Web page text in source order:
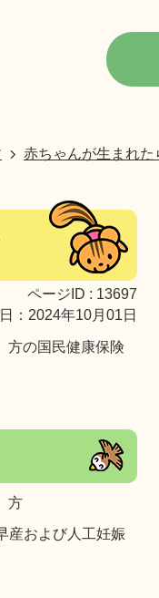
赤ちゃんが生まれた
ページID : 13697
：2024年10月01日
方の国民健康保険
方
産および人工妊娠